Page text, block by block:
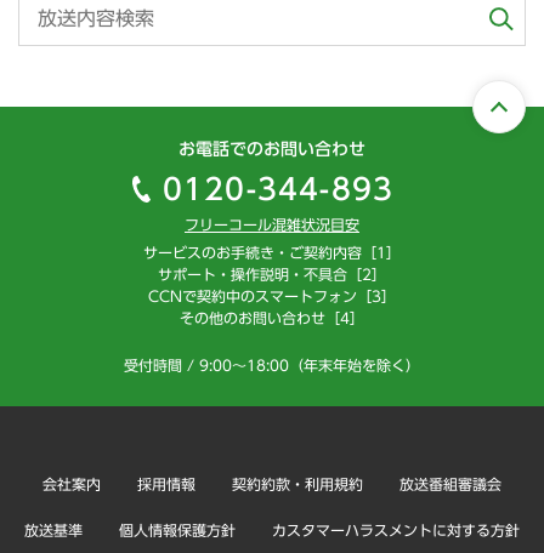
お電話でのお問い合わせ
0120-344-893
フリーコール混雑状況目安
サービスのお手続き・ご契約内容［1］
サポート・操作説明・不具合［2］
CCNで契約中のスマートフォン［3］
その他のお問い合わせ［4］
受付時間 / 9:00～18:00（年末年始を除く）
会社案内 採用情報 契約約款・利用規約 放送番組審議会
放送基準 個人情報保護方針 カスタマーハラスメントに対する方針